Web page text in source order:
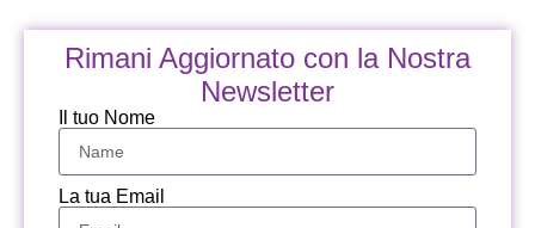
Rimani Aggiornato con la Nostra
Newsletter
Il tuo Nome
La tua Email